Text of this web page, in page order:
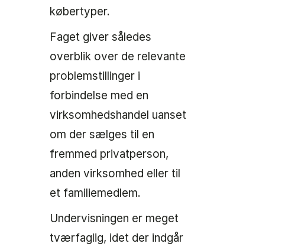
købertyper.
Faget giver således
overblik over de relevante
problemstillinger i
forbindelse med en
virksomhedshandel uanset
om der sælges til en
fremmed privatperson,
anden virksomhed eller til
et familiemedlem.
Undervisningen er meget
tværfaglig, idet der indgår